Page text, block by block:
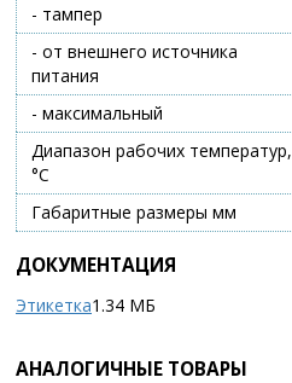
- тампер
- от внешнего источника
питания
- максимальный
Диапазон рабочих температур,
°С
Габаритные размеры мм
ДОКУМЕНТАЦИЯ
Этикетка1.34 МБ
АНАЛОГИЧНЫЕ ТОВАРЫ